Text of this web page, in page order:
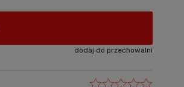
dodaj do przechowalni